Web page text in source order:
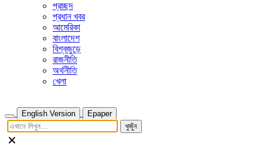
প্রচ্ছদ
প্রধান খবর
আমেরিকা
বাংলাদেশ
বিশ্বজুড়ে
রাজনীতি
অর্থনীতি
খেলা
English Version
Epaper
খুজুঁন